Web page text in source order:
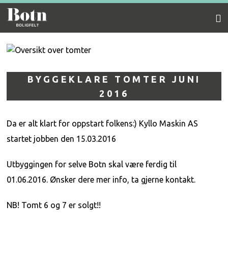
Gå
Forstørre
skrift
Botn
boligfelt
BYGGEKLARE TOMTER JUNI
2016
Da er alt klart for oppstart folkens:) Kyllo Maskin AS
startet jobben den 15.03.2016
Utbyggingen for selve Botn skal være ferdig til
01.06.2016. Ønsker dere mer info, ta gjerne kontakt.
NB! Tomt 6 og 7 er solgt!!